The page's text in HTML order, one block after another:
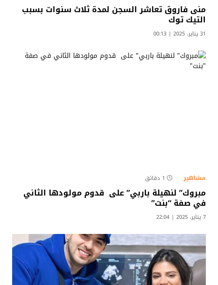
منى فاروق تعاشر السجن لمدة ثلاث سنوات بسبب
التيك توك
31 يناير، 2025 | 00:13
مشاهير 1 دقائق
مبروك” لنهيلة باربي” على قدوم مولودها الثاني
في صفة “بنت”
7 يناير، 2025 | 22:04